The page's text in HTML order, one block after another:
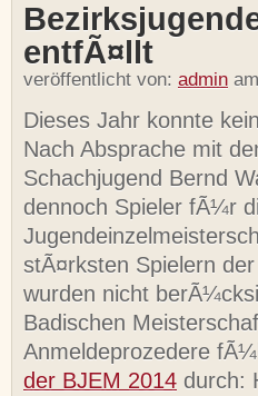
entfÃ¤llt
veröffentlicht von: admin
Dieses Jahr konnte
Nach Absprache mit
Schachjugend Bernd
dennoch Spieler fÃ¼r
stÃ¤rksten Spielern
wurden nicht
Badischen
Anmeldeprozedere
der BJEM 2014 durch: